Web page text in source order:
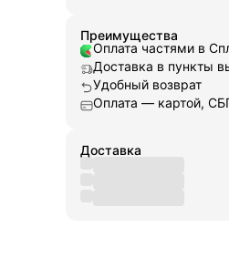
Преимущества
Оплата частями в
Доставка в пункты
Удобный возврат
Оплата — картой,
Доставка